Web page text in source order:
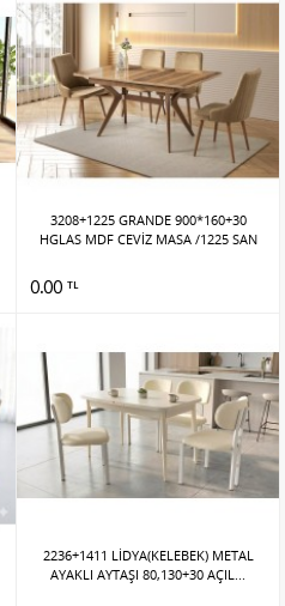
3208+1225 GRANDE 900*160+30
HGLAS MDF CEVİZ MASA /1225 SAN
0.00 TL
2236+1411 LİDYA(KELEBEK) METAL
AYAKLI AYTAŞI 80,130+30 AÇIL...